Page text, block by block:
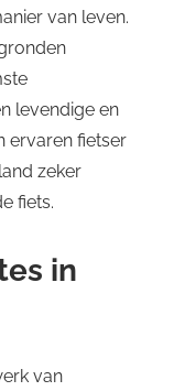
van leven.
levendige en
ervaren fietser
zeker
fiets.
in
van